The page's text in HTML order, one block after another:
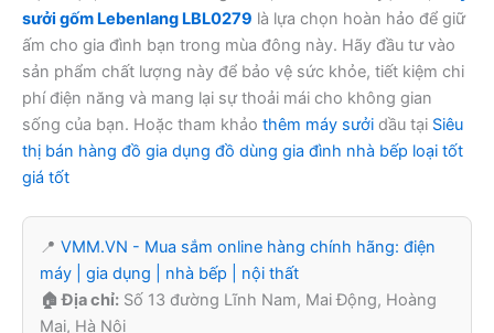
sưởi gốm Lebenlang LBL0279 là lựa chọn hoàn hảo để giữ
ấm cho gia đình bạn trong mùa đông này. Hãy đầu tư vào
sản phẩm chất lượng này để bảo vệ sức khỏe, tiết kiệm chi
phí điện năng và mang lại sự thoải mái cho không gian
sống của bạn. Hoặc tham khảo thêm máy sưởi dầu tại Siêu
thị bán hàng đồ gia dụng đồ dùng gia đình nhà bếp loại tốt
giá tốt
📍 VMM.VN - Mua sắm online hàng chính hãng: điện
máy | gia dụng | nhà bếp | nội thất
🏠 Địa chỉ: Số 13 đường Lĩnh Nam, Mai Động, Hoàng
Mai, Hà Nội